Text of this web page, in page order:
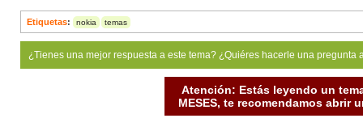
Etiquetas: nokia temas
¿Tienes una mejor respuesta a este tema? ¿Quiéres hacerle una
Atención: Estás leyendo un
MESES, te recomendamos abrir